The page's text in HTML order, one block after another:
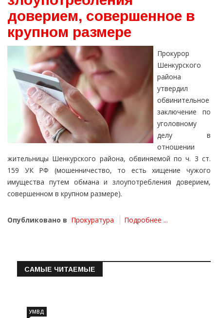
доверием, совершенное в
крупном размере
Прокурор
Шенкурского
района
утвердил
обвинительное
заключение по
уголовному
делу в
отношении
жительницы Шенкурского района, обвиняемой по ч. 3 ст.
159 УК РФ (мошенничество, то есть хищение чужого
имущества путем обмана и злоупотребления доверием,
совершенном в крупном размере).
Опубликовано в Прокуратура Подробнее ...
САМЫЕ ЧИТАЕМЫЕ
УМВД